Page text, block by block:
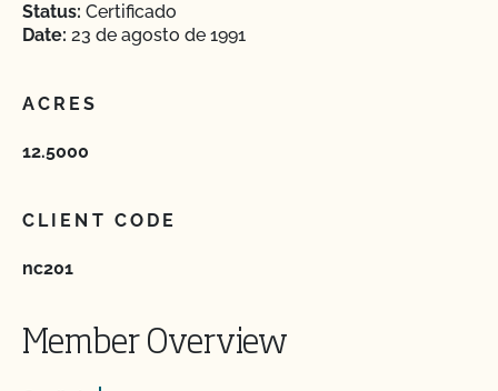
Status: Certificado
Date: 23 de agosto de 1991
ACRES
12.5000
CLIENT CODE
nc201
Member Overview